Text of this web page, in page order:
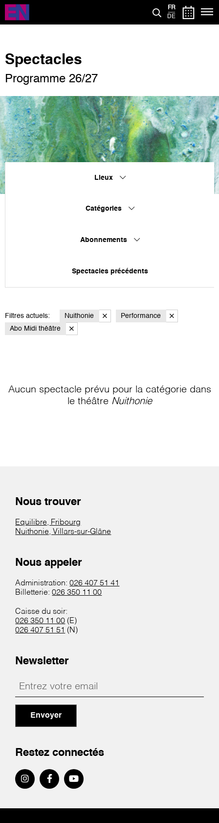
Aller
contenu
FR
DE
Spectacles
Programme 26/27
Lieux
Catégories
Abonnements
Spectacles précédents
Filtres actuels: Nuithonie
Performance
Abo Midi théâtre
Aucun spectacle prévu pour la catégorie dans
le théâtre Nuithonie
Nous trouver
Equilibre, Fribourg
Nuithonie, Villars-sur-Glâne
Nous appeler
Administration:026 407 51 41
Billetterie:026 350 11 00
Caisse du soir:
026 350 11 00 (E)
026 407 51 51 (N)
Newsletter
Envoyer
Restez connectés